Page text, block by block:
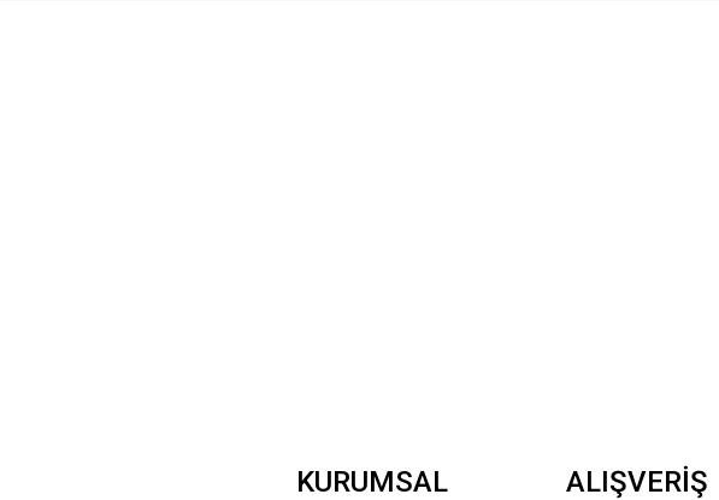
KURUMSAL ALIŞVERİŞ